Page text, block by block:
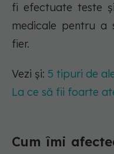
fi efectuate teste
medicale pentru a
fier.
Vezi și: 5 tipuri de
La ce să fii foarte
Cum îmi